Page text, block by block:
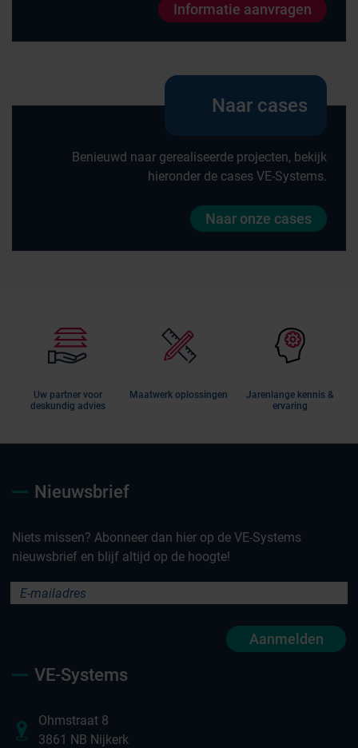
Informatie aanvragen
Naar cases
Benieuwd naar gerealiseerde projecten, bekijk
hieronder de cases VE-Systems.
Naar onze cases
Uw partner voor
deskundig advies
Maatwerk oplossingen
Jarenlange kennis &
ervaring
Nieuwsbrief
Niets missen? Abonneer dan hier op de VE-Systems
nieuwsbrief en blijf altijd op de hoogte!
Aanmelden
VE-Systems
Ohmstraat 8
3861 NB Nijkerk